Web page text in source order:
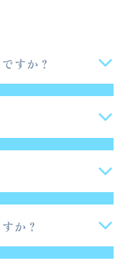
すか？
を不安に思わ
さい。
りません。
できません
ます。
か？
ペースや気持ち